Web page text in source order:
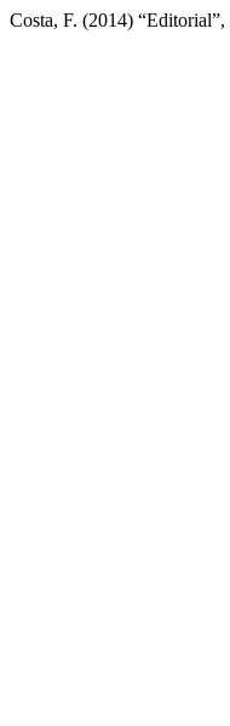
Costa, F. (2014) “Editorial”,